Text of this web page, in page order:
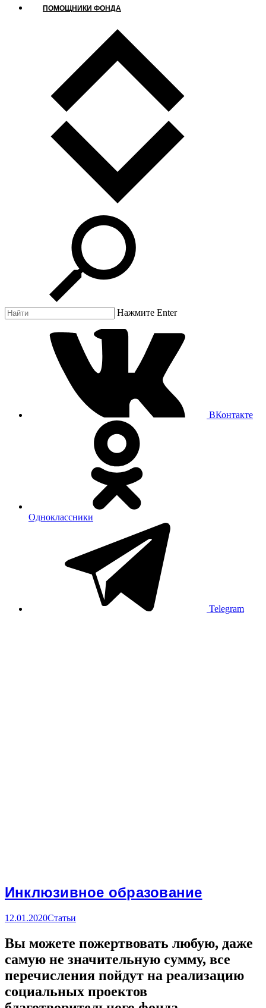
ПОМОЩНИКИ ФОНДА
Нажмите Enter
ВКонтакте
Одноклассники
Telegram
Инклюзивное образование
12.01.2020Статьи
Вы можете пожертвовать любую, даже
самую не значительную сумму, все
перечисления пойдут на реализацию
социальных проектов